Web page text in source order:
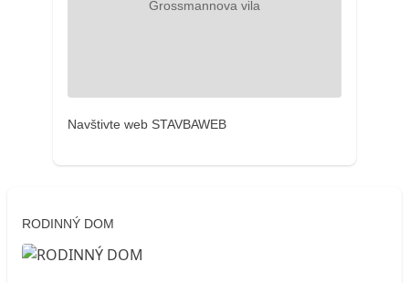
Navštivte web STAVBAWEB
RODINNÝ DOM